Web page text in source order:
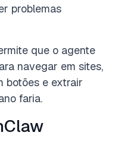
problemas
que o agente
navegar em sites,
botões e extrair
faria.